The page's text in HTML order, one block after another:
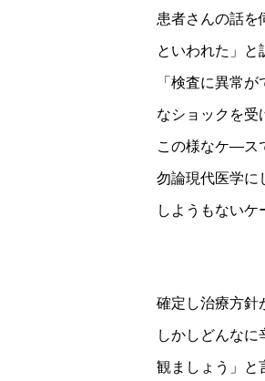
患者さんの話を
といわれた」と
「検査に異常
なショックを受
この様なケ―ス
勿論現代医学に
しようもないケ
確定し治療方針
しかしどんな
観ましょう」と